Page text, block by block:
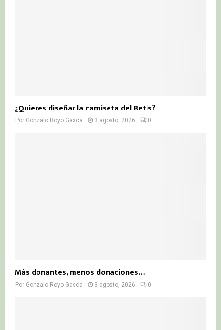
¿Quieres diseñar la camiseta del Betis?
Por Gonzalo Royo Gasca 3 agosto, 2026 0
Más donantes, menos donaciones…
Por Gonzalo Royo Gasca 3 agosto, 2026 0